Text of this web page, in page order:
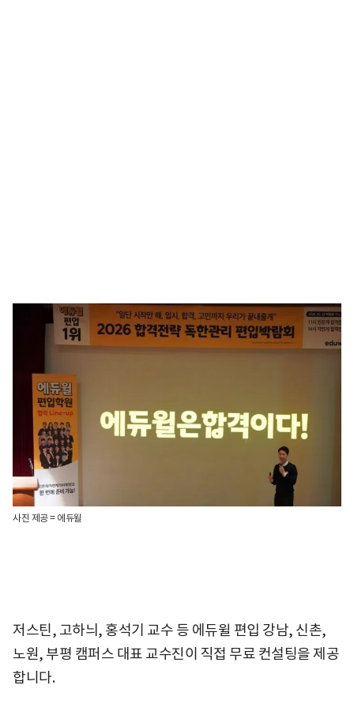
사진 제공 = 에듀윌
저스틴, 고하늬, 홍석기 교수 등 에듀윌 편입 강남, 신촌,
노원, 부평 캠퍼스 대표 교수진이 직접 무료 컨설팅을 제공
합니다.